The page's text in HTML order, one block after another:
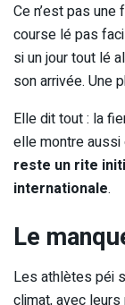
Ce n’est pas une
course lé pas
si un jour tout lé
son arrivée. Une
Elle dit tout : la
elle montre aussi
reste un rite
internationale.
Le
Les athlètes péi
climat, avec